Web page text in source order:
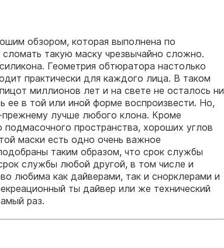
обзором, которая выполнена по
такую маску чрезвычайно сложно.
Геометрия обтюратора настолько
практически для каждого лица. В таком
миллионов лет и на свете не осталось ни
ее в той или иной форме воспроизвести. Но,
лучше любого клона. Кроме
пространства, хороших углов
маски есть одно очень важное
таким образом, что срок службы
службы любой другой, в том числе и
любима как дайверами, так и снорклерами и
ты дайвер или же технический
раз.